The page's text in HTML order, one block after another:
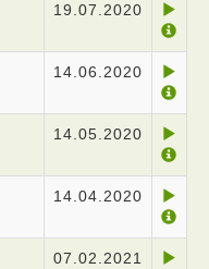
19.07.2020
14.06.2020
14.05.2020
14.04.2020
07.02.2021